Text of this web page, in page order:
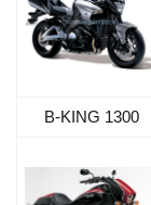
B-KING 1300